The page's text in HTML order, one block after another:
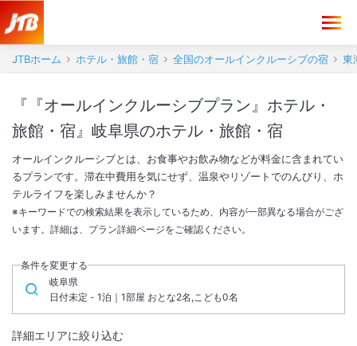
JTBホーム ホテル・旅館・宿 全国のオールインクルーシブの宿 東
『『オールインクルーシブプラン』ホテル・
旅館・宿』岐阜県のホテル・旅館・宿
オールインクルーシブとは、お食事やお飲み物などが料金に含まれてい
るプランです。滞在中費用を気にせず、温泉やリゾートでのんびり、ホ
テルライフを楽しみませんか？
※キーワードでの検索結果を表示しているため、内容が一部異なる場合がござ
います。詳細は、プラン詳細ページをご確認ください。
条件を変更する
岐阜県
日付未定 - 1泊｜1部屋 おとな2名,こども0名
詳細エリアに絞り込む